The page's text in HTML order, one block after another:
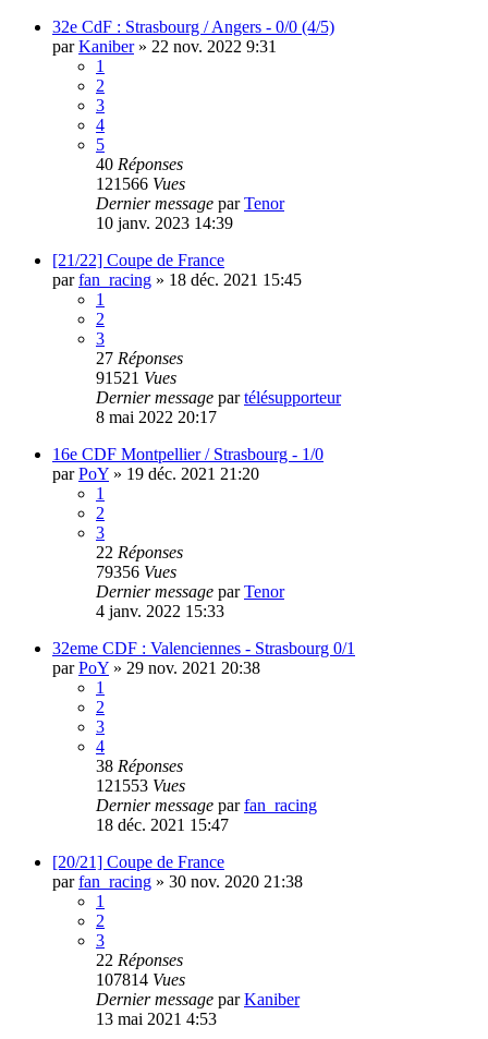
32e CdF : Strasbourg / Angers - 0/0 (4/5)
parKaniber» 22 nov. 2022 9:31
1
2
3
4
5
40 Réponses
121566 Vues
Dernier message parTenor
10 janv. 2023 14:39
[21/22] Coupe de France
parfan_racing » 18 déc. 2021 15:45
1
2
3
27 Réponses
91521 Vues
Dernier message partélésupporteur
8 mai 2022 20:17
16e CDF Montpellier / Strasbourg - 1/0
parPoY » 19 déc. 2021 21:20
1
2
3
22 Réponses
79356 Vues
Dernier message parTenor
4 janv. 2022 15:33
32eme CDF : Valenciennes - Strasbourg 0/1
parPoY » 29 nov. 2021 20:38
1
2
3
4
38 Réponses
121553 Vues
Dernier message parfan_racing
18 déc. 2021 15:47
[20/21] Coupe de France
parfan_racing » 30 nov. 2020 21:38
1
2
3
22 Réponses
107814 Vues
Dernier message parKaniber
13 mai 2021 4:53